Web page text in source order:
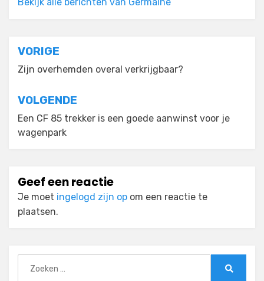
Bericht
navigatie
VORIGE
Zijn overhemden overal verkrijgbaar?
VOLGENDE
Een CF 85 trekker is een goede aanwinst voor je
wagenpark
Geef een reactie
Je moet ingelogd zijn op om een reactie te
plaatsen.
naar: